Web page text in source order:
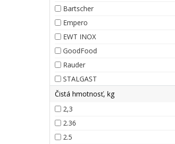
Bartscher
Empero
EWT INOX
GoodFood
Rauder
STALGAST
Čistá hmotnosť, kg
2,3
2.36
2.5